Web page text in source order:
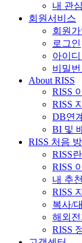
내 관
회원서비스
회원가
로그인
아이디
비밀번
About RISS
RISS
RISS
DB연
BI 및
RISS 처음
RISS
RISS
내 추
RISS
복사/
해외
RISS